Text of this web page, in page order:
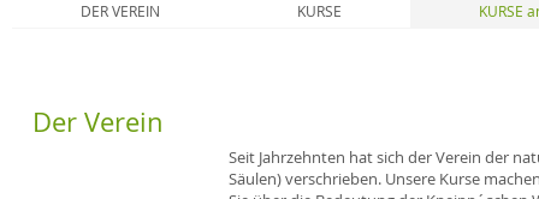
DER VEREIN KURSE KURSE
Der Verein
Seit Jahrzehnten hat sich der Verein der
Säulen) verschrieben. Unsere Kurse